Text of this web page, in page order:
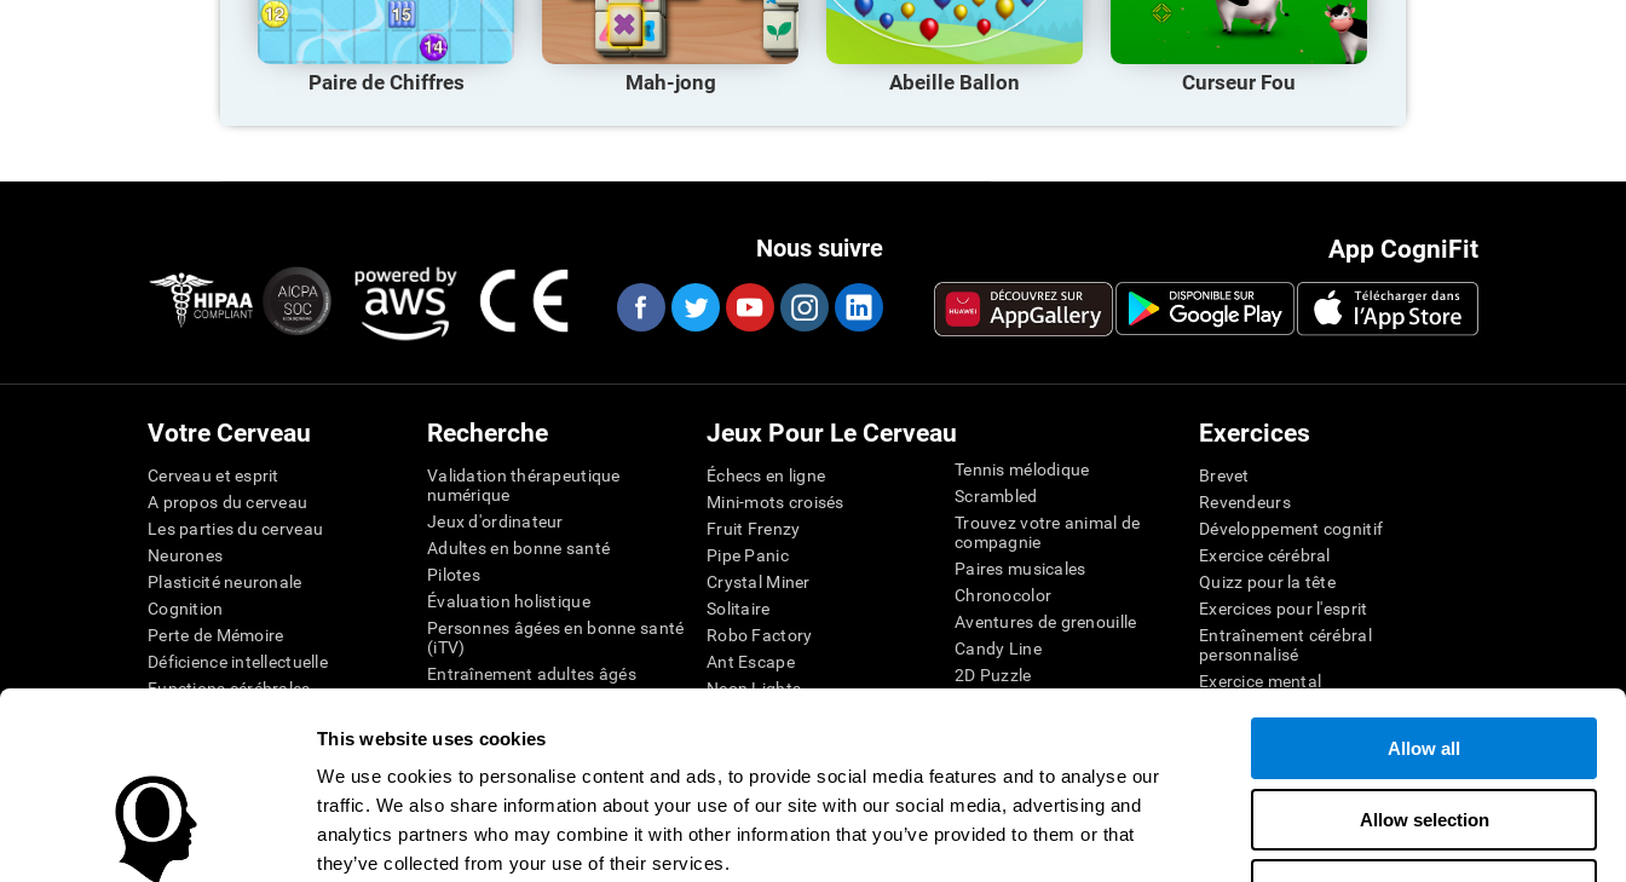
This website uses cookies
We use cookies to personalise content and ads, to provide social media features and to analyse our
traffic. We also share information about your use of our site with our social media, advertising and
analytics partners who may combine it with other information that you’ve provided to them or that
they’ve collected from your use of their services.
Allow all
Allow selection
Paire de Chiffres Mah-jong Abeille Ballon Curseur Fou
App CogniFit
Nous suivre
Votre Cerveau
Cerveau et esprit
A propos du cerveau
Les parties du cerveau
Neurones
Plasticité neuronale
Cognition
Perte de Mémoire
Déficience intellectuelle
Functions cérébrales
Recherche
Validation thérapeutique
numérique
Jeux d'ordinateur
Adultes en bonne santé
Pilotes
Évaluation holistique
Personnes âgées en bonne santé
(iTV)
Entraînement adultes âgés
Révision systémique
Taxonomie SG4D
Jeux Pour Le Cerveau
Échecs en ligne
Mini-mots croisés
Fruit Frenzy
Pipe Panic
Crystal Miner
Solitaire
Robo Factory
Ant Escape
Neon Lights
Faîtes la paire
Space Rescue
Tennis mélodique
Scrambled
Trouvez votre animal de
compagnie
Paires musicales
Chronocolor
Aventures de grenouille
Candy Line
2D Puzzle
Jeux d'agilité mentale
Jeux en ligne pour la
mémoire
Exercices
Brevet
Revendeurs
Développement cognitif
Exercice cérébral
Quizz pour la tête
Exercices pour l'esprit
Entraînement cérébral
personnalisé
Exercice mental
Batailles cérébrales